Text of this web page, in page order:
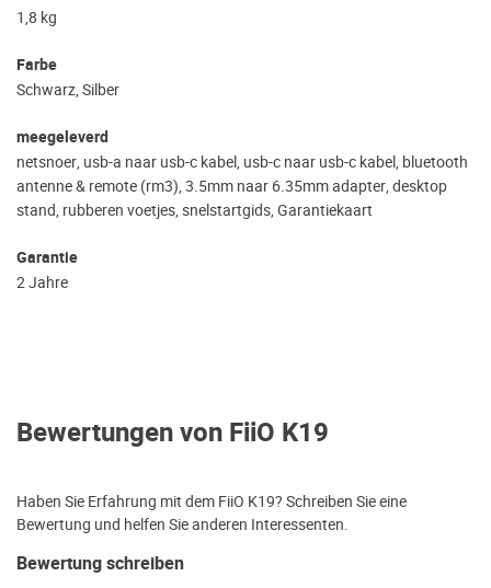
1,8 kg
Farbe
Schwarz, Silber
meegeleverd
netsnoer, usb-a naar usb-c kabel, usb-c naar usb-c kabel, bluetooth
antenne & remote (rm3), 3.5mm naar 6.35mm adapter, desktop
stand, rubberen voetjes, snelstartgids, Garantiekaart
Garantie
2 Jahre
Bewertungen von FiiO K19
Haben Sie Erfahrung mit dem FiiO K19? Schreiben Sie eine
Bewertung und helfen Sie anderen Interessenten.
Bewertung schreiben